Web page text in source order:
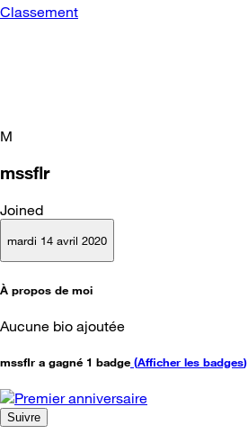
Classement
M
mssflr
Joined
mardi 14 avril 2020
À propos de moi
Aucune bio ajoutée
mssflr a gagné 1 badge (Afficher les badges)
Suivre